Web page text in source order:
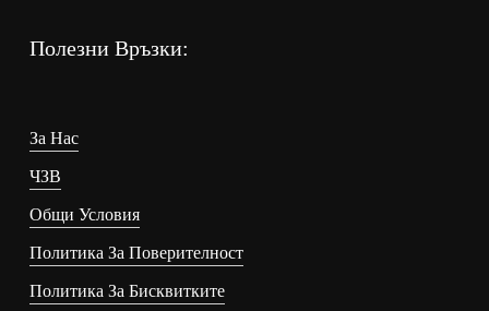
Полезни Връзки:
За Нас
ЧЗВ
Общи Условия
Политика За Поверителност
Политика За Бисквитките